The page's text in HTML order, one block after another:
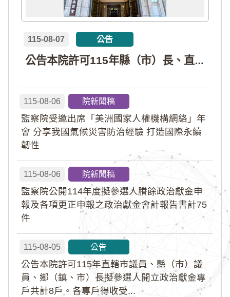
公告本院許可115年縣（市）長、直轄市議員、縣（市）議員擬參選人開立政治獻金專戶共計4戶。各專戶得收受政治獻金期間為自專戶許可設立日起至115年11月27日止，專戶名冊詳如附件。
115-08-07 公告
115-08-06 院新聞稿
監察院受邀出席「美洲國家人權機構網絡」年
會 分享我國氣候災害防治經驗 打造國際永續
韌性
115-08-06 院新聞稿
監察院公開114年度擬參選人賸餘政治獻金申
報及各項更正申報之政治獻金會計報告書計75
件
115-08-05 公告
公告本院許可115年直轄市議員、縣（市）議
員、鄉（鎮、市）長擬參選人開立政治獻金專
戶共計8戶。各專戶得收受...